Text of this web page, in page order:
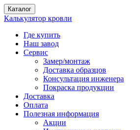
Каталог
Калькулятор кровли
Где купить
Наш завод
Сервис
Замер/монтаж
Доставка образцов
Консультация инженера
Покраска продукции
Доставка
Оплата
Полезная информация
Акции